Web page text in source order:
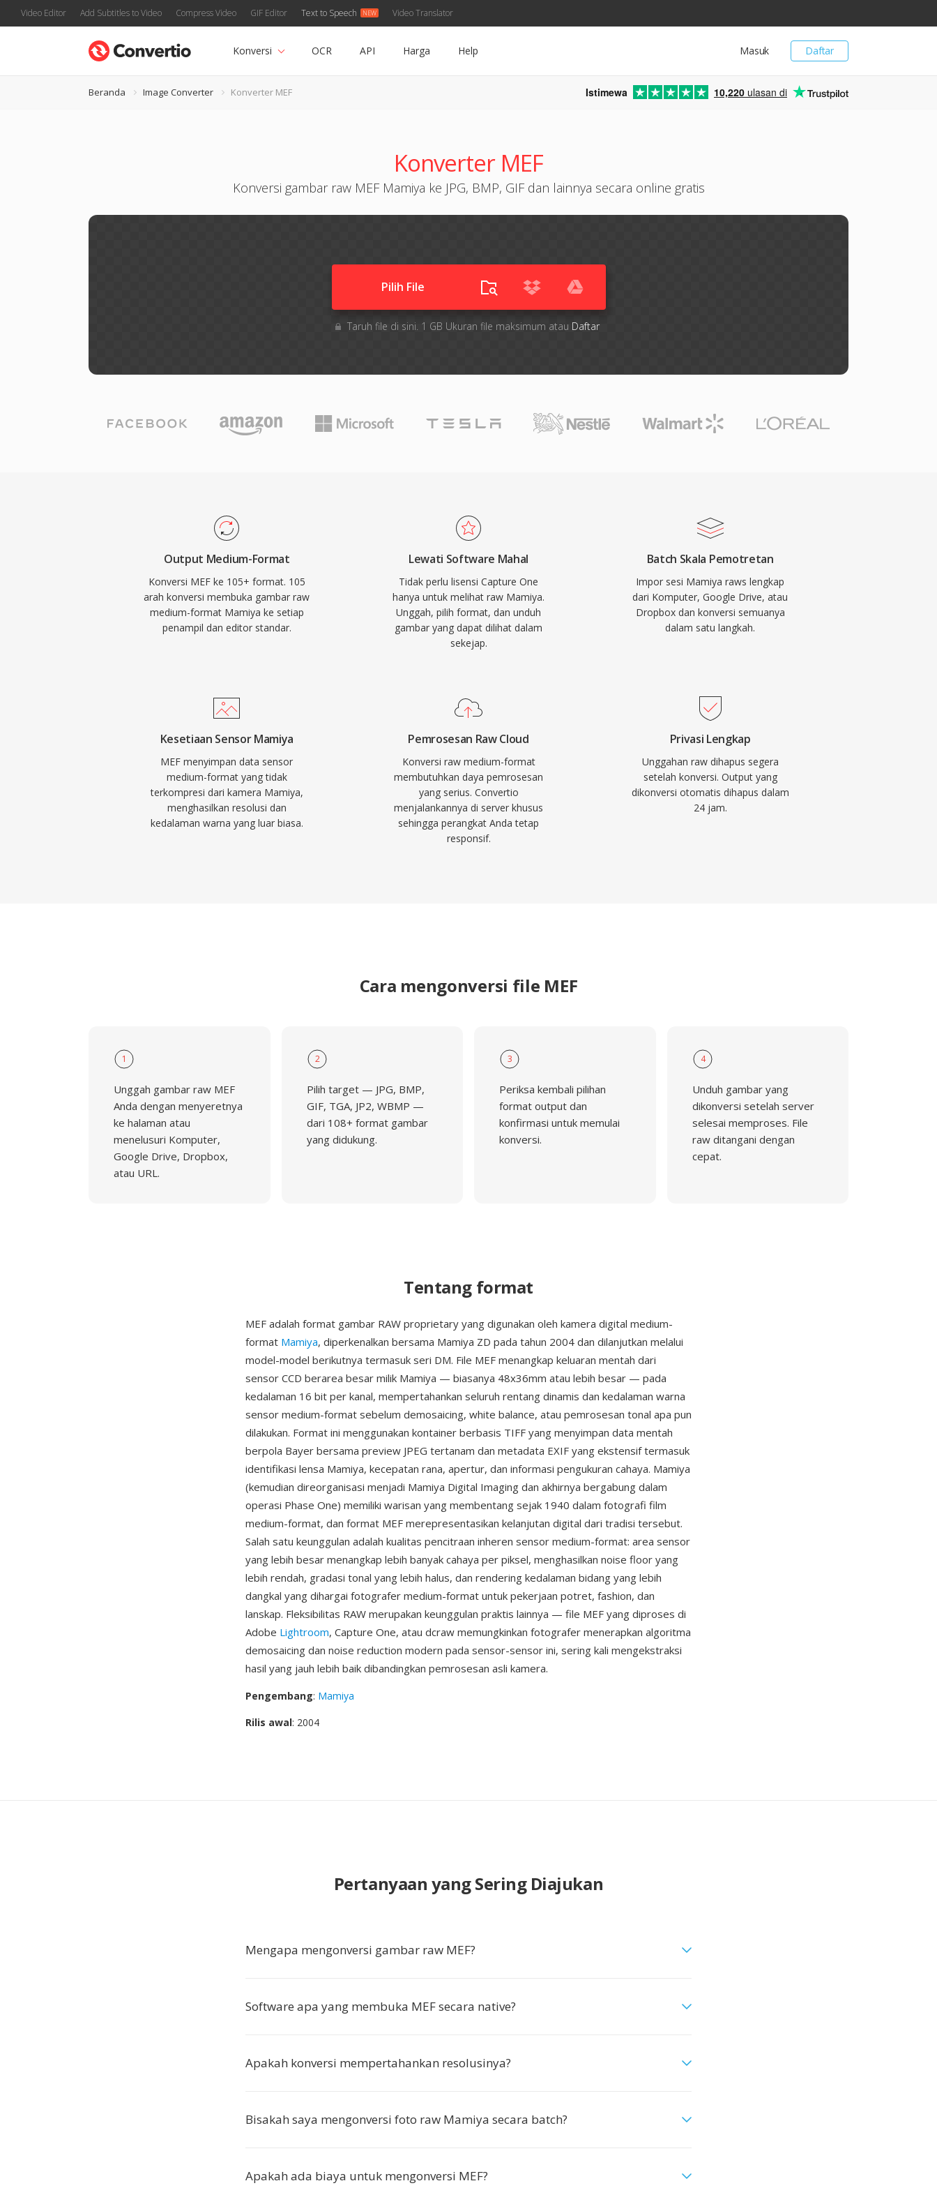
Video Editor Add Subtitles to Video Compress Video GIF Editor Text to Speech Video Translator
Daftar
Masuk
Konversi OCR API Harga Help
Beranda Image Converter Konverter MEF Istimewa 10,220 ulasan di
Konverter MEF
Konversi gambar raw MEF Mamiya ke JPG, BMP, GIF dan lainnya secara online gratis
Pilih File
Taruh file di sini. 1 GB Ukuran file maksimum atau Daftar
Output Medium-Format
Konversi MEF ke 105+ format. 105
arah konversi membuka gambar raw
medium-format Mamiya ke setiap
penampil dan editor standar.
Lewati Software Mahal
Tidak perlu lisensi Capture One
hanya untuk melihat raw Mamiya.
Unggah, pilih format, dan unduh
gambar yang dapat dilihat dalam
sekejap.
Batch Skala Pemotretan
Impor sesi Mamiya raws lengkap
dari Komputer, Google Drive, atau
Dropbox dan konversi semuanya
dalam satu langkah.
Kesetiaan Sensor Mamiya
MEF menyimpan data sensor
medium-format yang tidak
terkompresi dari kamera Mamiya,
menghasilkan resolusi dan
kedalaman warna yang luar biasa.
Pemrosesan Raw Cloud
Konversi raw medium-format
membutuhkan daya pemrosesan
yang serius. Convertio
menjalankannya di server khusus
sehingga perangkat Anda tetap
responsif.
Privasi Lengkap
Unggahan raw dihapus segera
setelah konversi. Output yang
dikonversi otomatis dihapus dalam
24 jam.
Cara mengonversi file MEF
1
Unggah gambar raw MEF
Anda dengan menyeretnya
ke halaman atau
menelusuri Komputer,
Google Drive, Dropbox,
atau URL.
2
Pilih target — JPG, BMP,
GIF, TGA, JP2, WBMP —
dari 108+ format gambar
yang didukung.
3
Periksa kembali pilihan
format output dan
konfirmasi untuk memulai
konversi.
4
Unduh gambar yang
dikonversi setelah server
selesai memproses. File
raw ditangani dengan
cepat.
Tentang format
MEF adalah format gambar RAW proprietary yang digunakan oleh kamera digital medium-
format Mamiya, diperkenalkan bersama Mamiya ZD pada tahun 2004 dan dilanjutkan melalui
model-model berikutnya termasuk seri DM. File MEF menangkap keluaran mentah dari
sensor CCD berarea besar milik Mamiya — biasanya 48x36mm atau lebih besar — pada
kedalaman 16 bit per kanal, mempertahankan seluruh rentang dinamis dan kedalaman warna
sensor medium-format sebelum demosaicing, white balance, atau pemrosesan tonal apa pun
dilakukan. Format ini menggunakan kontainer berbasis TIFF yang menyimpan data mentah
berpola Bayer bersama preview JPEG tertanam dan metadata EXIF yang ekstensif termasuk
identifikasi lensa Mamiya, kecepatan rana, apertur, dan informasi pengukuran cahaya. Mamiya
(kemudian direorganisasi menjadi Mamiya Digital Imaging dan akhirnya bergabung dalam
operasi Phase One) memiliki warisan yang membentang sejak 1940 dalam fotografi film
medium-format, dan format MEF merepresentasikan kelanjutan digital dari tradisi tersebut.
Salah satu keunggulan adalah kualitas pencitraan inheren sensor medium-format: area sensor
yang lebih besar menangkap lebih banyak cahaya per piksel, menghasilkan noise floor yang
lebih rendah, gradasi tonal yang lebih halus, dan rendering kedalaman bidang yang lebih
dangkal yang dihargai fotografer medium-format untuk pekerjaan potret, fashion, dan
lanskap. Fleksibilitas RAW merupakan keunggulan praktis lainnya — file MEF yang diproses di
Adobe Lightroom, Capture One, atau dcraw memungkinkan fotografer menerapkan algoritma
demosaicing dan noise reduction modern pada sensor-sensor ini, sering kali mengekstraksi
hasil yang jauh lebih baik dibandingkan pemrosesan asli kamera.
Pengembang: Mamiya
Rilis awal: 2004
Pertanyaan yang Sering Diajukan
Mengapa mengonversi gambar raw MEF?
Software apa yang membuka MEF secara native?
Apakah konversi mempertahankan resolusinya?
Bisakah saya mengonversi foto raw Mamiya secara batch?
Apakah ada biaya untuk mengonversi MEF?